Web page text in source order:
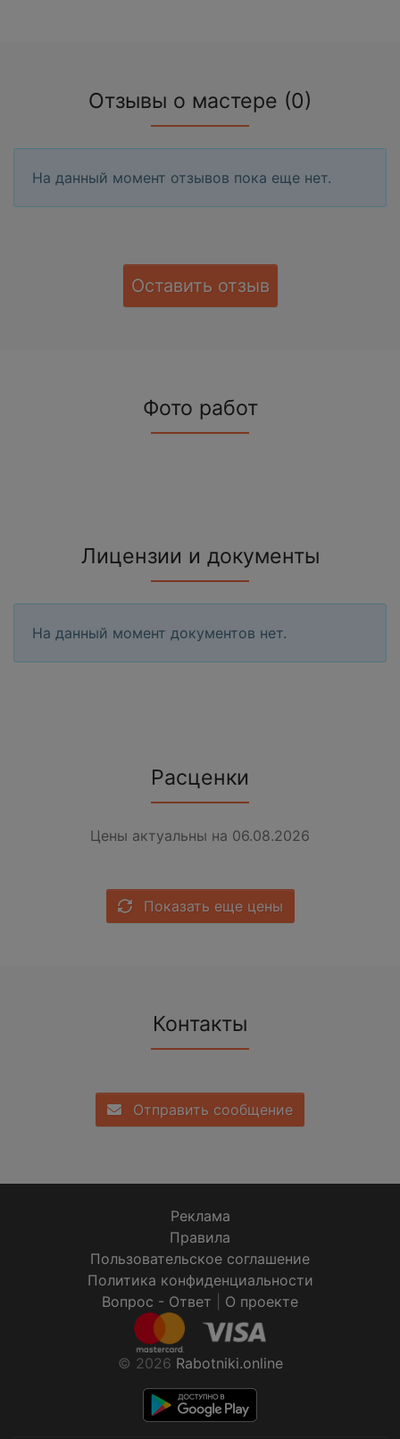
Отзывы о мастере (0)
На данный момент отзывов пока еще нет.
Оставить отзыв
Фото работ
Лицензии и документы
На данный момент документов нет.
Расценки
Цены актуальны на 06.08.2026
Показать еще цены
Контакты
Отправить сообщение
Реклама
Правила
Пользовательское соглашение
Политика конфиденциальности
Вопрос - Ответ
О проекте
© 2026 Rabotniki.online